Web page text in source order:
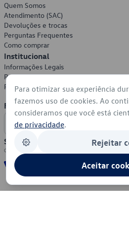
Quem Somos
Atendimento (SAC)
Devoluções e trocas
Perguntas Frequentes
Como comprar
Institucional
Informações Legais
Política de Privacidade
Política de Cookies
Formas de Pagamento
Segurança
Para otimizar sua experiência
fazemos uso de cookies. Ao
consideramos que você está
de privacidade.
Rejeitar
Aceitar